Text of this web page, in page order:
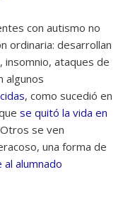
con autismo no
ordinaria: desarrollan
insomnio, ataques de
algunos
, como sucedió en
se quitó la vida en
se ven
una forma de
alumnado